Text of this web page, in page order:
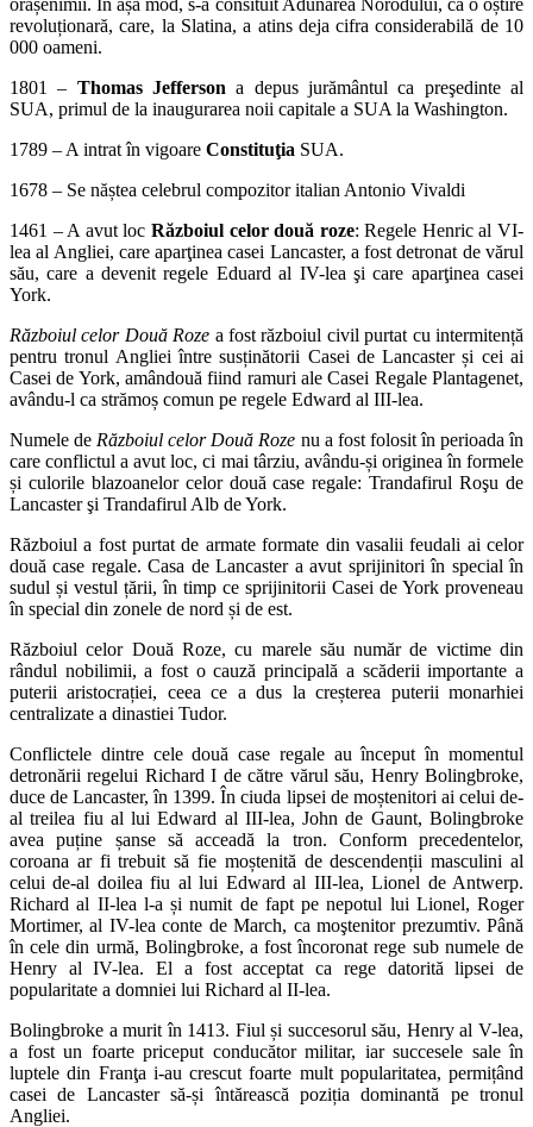
revoluționară, care, la Slatina, a atins deja cifra considerabilă de 10
000 oameni.
1801 – Thomas Jefferson a depus jurământul ca preşedinte al
SUA, primul de la inaugurarea noii capitale a SUA la Washington.
1789 – A intrat în vigoare Constituţia SUA.
1678 – Se năștea celebrul compozitor italian Antonio Vivaldi
1461 – A avut loc Războiul celor două roze: Regele Henric al VI-
lea al Angliei, care aparţinea casei Lancaster, a fost detronat de vărul
său, care a devenit regele Eduard al IV-lea şi care aparţinea casei
York.
Războiul celor Două Roze a fost războiul civil purtat cu intermitență
pentru tronul Angliei între susținătorii Casei de Lancaster și cei ai
Casei de York, amândouă fiind ramuri ale Casei Regale Plantagenet,
avându-l ca strămoș comun pe regele Edward al III-lea.
Numele de Războiul celor Două Roze nu a fost folosit în perioada în
care conflictul a avut loc, ci mai târziu, avându-și originea în formele
și culorile blazoanelor celor două case regale: Trandafirul Roşu de
Lancaster şi Trandafirul Alb de York.
Războiul a fost purtat de armate formate din vasalii feudali ai celor
două case regale. Casa de Lancaster a avut sprijinitori în special în
sudul și vestul țării, în timp ce sprijinitorii Casei de York proveneau
în special din zonele de nord și de est.
Războiul celor Două Roze, cu marele său număr de victime din
rândul nobilimii, a fost o cauză principală a scăderii importante a
puterii aristocrației, ceea ce a dus la creșterea puterii monarhiei
centralizate a dinastiei Tudor.
Conflictele dintre cele două case regale au început în momentul
detronării regelui Richard I de către vărul său, Henry Bolingbroke,
duce de Lancaster, în 1399. În ciuda lipsei de moștenitori ai celui de-
al treilea fiu al lui Edward al III-lea, John de Gaunt, Bolingbroke
avea puține șanse să acceadă la tron. Conform precedentelor,
coroana ar fi trebuit să fie moștenită de descendenții masculini al
celui de-al doilea fiu al lui Edward al III-lea, Lionel de Antwerp.
Richard al II-lea l-a și numit de fapt pe nepotul lui Lionel, Roger
Mortimer, al IV-lea conte de March, ca moştenitor prezumtiv. Până
în cele din urmă, Bolingbroke, a fost încoronat rege sub numele de
Henry al IV-lea. El a fost acceptat ca rege datorită lipsei de
popularitate a domniei lui Richard al II-lea.
Bolingbroke a murit în 1413. Fiul și succesorul său, Henry al V-lea,
a fost un foarte priceput conducător militar, iar succesele sale în
luptele din Franţa i-au crescut foarte mult popularitatea, permițând
casei de Lancaster să-și întărească poziția dominantă pe tronul
Angliei.